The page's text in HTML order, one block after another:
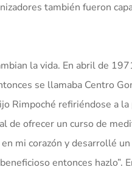
también fueron
la vida. En abril de
se llamaba Centro
Rimpoché refiriéndose a
de ofrecer un curso de
mi corazón y desarrollé
entonces hazlo”.